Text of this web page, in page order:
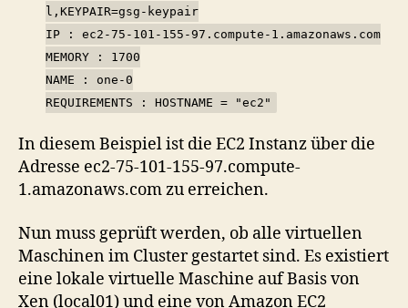
l,KEYPAIR=gsg-keypair
IP : ec2-75-101-155-97.compute-1.amazonaws.com
MEMORY : 1700
NAME : one-0
REQUIREMENTS : HOSTNAME = "ec2"
In diesem Beispiel ist die EC2 Instanz über die
Adresse ec2-75-101-155-97.compute-
1.amazonaws.com zu erreichen.
Nun muss geprüft werden, ob alle virtuellen
Maschinen im Cluster gestartet sind. Es existiert
eine lokale virtuelle Maschine auf Basis von
Xen (local01) und eine von Amazon EC2